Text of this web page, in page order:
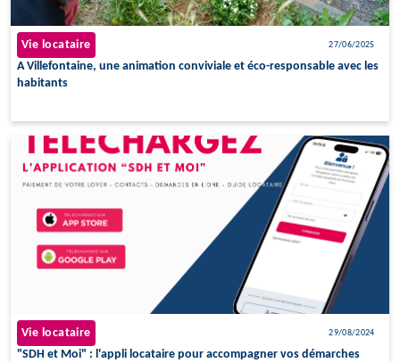
Vie locataire 27/06/2025
A Villefontaine, une animation conviviale et éco-responsable avec les
habitants
Vie locataire 29/08/2024
"SDH et Moi" : l'appli locataire pour accompagner vos démarches